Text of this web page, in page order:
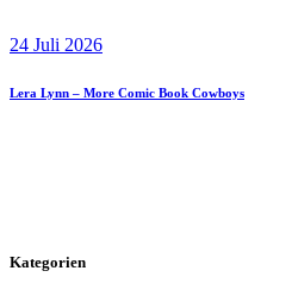
24 Juli 2026
Lera Lynn – More Comic Book Cowboys
Kategorien